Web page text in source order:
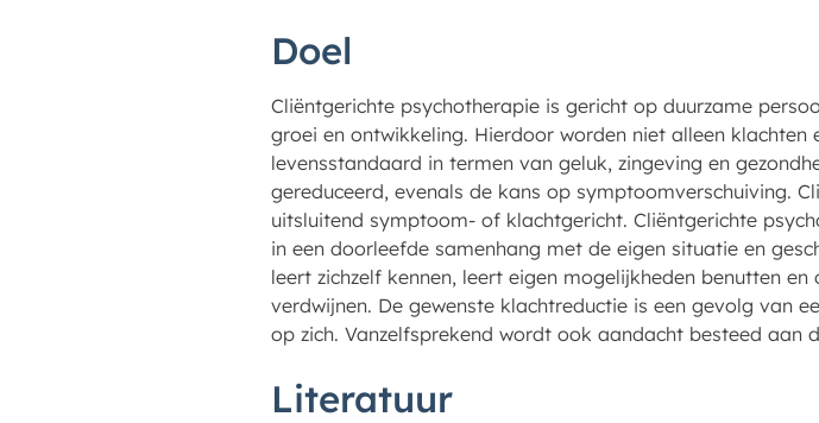
Doel
Cliëntgerichte psychotherapie is gericht op duurzame
groei en ontwikkeling. Hierdoor worden niet alleen
levensstandaard in termen van geluk, zingeving en
gereduceerd, evenals de kans op symptoomverschuiving.
uitsluitend symptoom- of klachtgericht. Cliëntgerichte
in een doorleefde samenhang met de eigen situatie en
leert zichzelf kennen, leert eigen mogelijkheden benutten
verdwijnen. De gewenste klachtreductie is een gevolg van
op zich. Vanzelfsprekend wordt ook aandacht besteed aan
Literatuur